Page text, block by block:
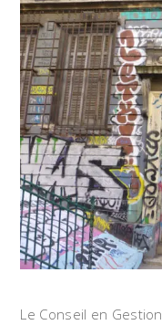
Le Conseil en